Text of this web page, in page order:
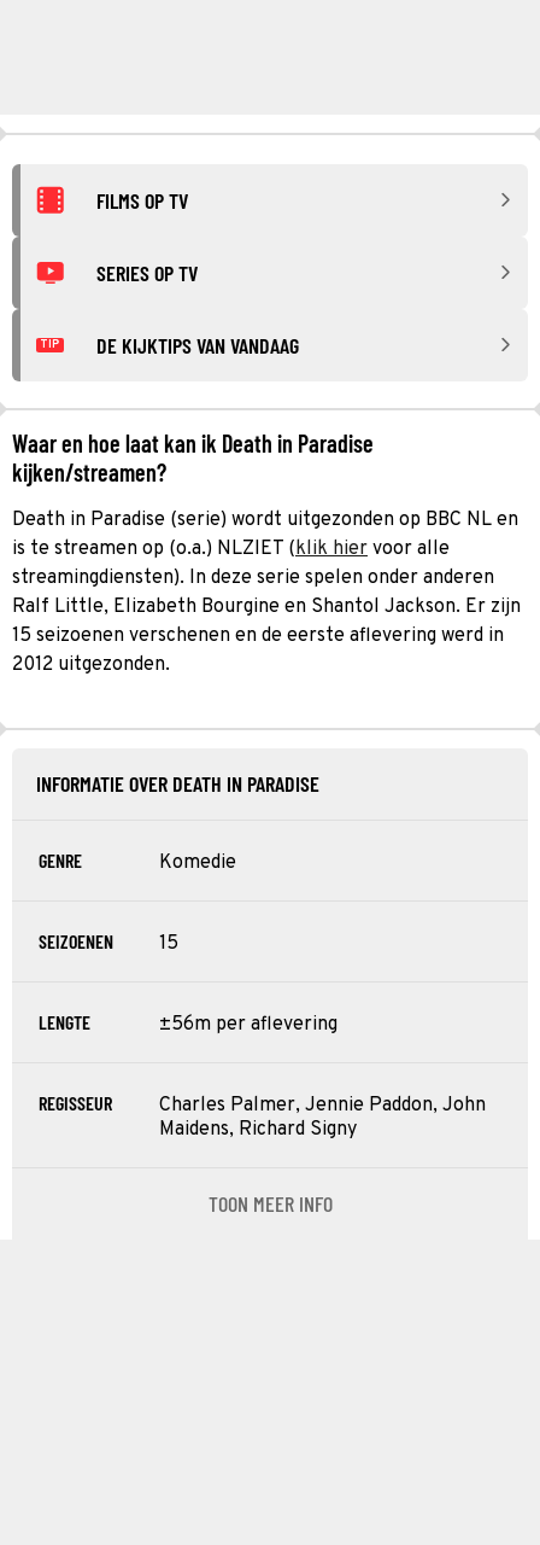
FILMS OP TV
SERIES OP TV
TIP DE KIJKTIPS VAN VANDAAG
Waar en hoe laat kan ik Death in Paradise
kijken/streamen?
Death in Paradise (serie) wordt uitgezonden op BBC NL en
is te streamen op (o.a.) NLZIET (klik hier voor alle
streamingdiensten). In deze serie spelen onder anderen
Ralf Little, Elizabeth Bourgine en Shantol Jackson. Er zijn
15 seizoenen verschenen en de eerste aflevering werd in
2012 uitgezonden.
INFORMATIE OVER DEATH IN PARADISE
GENRE Komedie
SEIZOENEN 15
LENGTE ±56m per aflevering
REGISSEUR
Charles Palmer, Jennie Paddon, John
Maidens, Richard Signy
TOON MEER INFO